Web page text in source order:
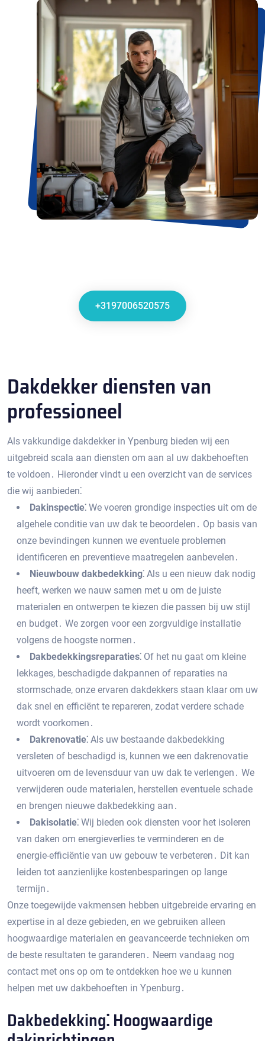
+3197006520575
Dakdekker diensten van
professioneel
Als vakkundige dakdekker in Ypenburg bieden wij een
uitgebreid scala aan diensten om aan al uw dakbehoeften
te voldoen․ Hieronder vindt u een overzicht van de services
die wij aanbieden⁚
Dakinspectie⁚ We voeren grondige inspecties uit om de
algehele conditie van uw dak te beoordelen․ Op basis van
onze bevindingen kunnen we eventuele problemen
identificeren en preventieve maatregelen aanbevelen․
Nieuwbouw dakbedekking⁚ Als u een nieuw dak nodig
heeft‚ werken we nauw samen met u om de juiste
materialen en ontwerpen te kiezen die passen bij uw stijl
en budget․ We zorgen voor een zorgvuldige installatie
volgens de hoogste normen․
Dakbedekkingsreparaties⁚ Of het nu gaat om kleine
lekkages‚ beschadigde dakpannen of reparaties na
stormschade‚ onze ervaren dakdekkers staan klaar om uw
dak snel en efficiënt te repareren‚ zodat verdere schade
wordt voorkomen․
Dakrenovatie⁚ Als uw bestaande dakbedekking
versleten of beschadigd is‚ kunnen we een dakrenovatie
uitvoeren om de levensduur van uw dak te verlengen․ We
verwijderen oude materialen‚ herstellen eventuele schade
en brengen nieuwe dakbedekking aan․
Dakisolatie⁚ Wij bieden ook diensten voor het isoleren
van daken om energieverlies te verminderen en de
energie-efficiëntie van uw gebouw te verbeteren․ Dit kan
leiden tot aanzienlijke kostenbesparingen op lange
termijn․
Onze toegewijde vakmensen hebben uitgebreide ervaring en
expertise in al deze gebieden‚ en we gebruiken alleen
hoogwaardige materialen en geavanceerde technieken om
de beste resultaten te garanderen․ Neem vandaag nog
contact met ons op om te ontdekken hoe we u kunnen
helpen met uw dakbehoeften in Ypenburg․
Dakbedekking⁚ Hoogwaardige